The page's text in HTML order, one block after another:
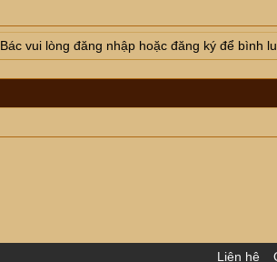
Bác vui lòng đăng nhập hoặc đăng ký để bình
Liên hệ